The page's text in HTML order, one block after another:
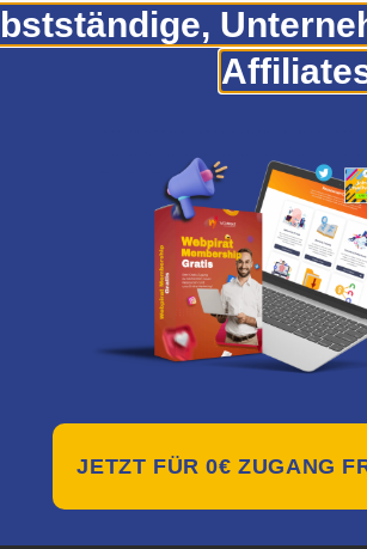
High Frequency
ist für jeden geeignet,
neue Ergebnisse erzielen
möchte, oder eine
Kongress bietet für jeden etwas.
Meinung zum
JETZT FÜR 0€ ZUGANG